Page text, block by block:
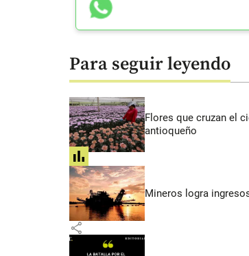
Para seguir leyendo
Flores que cruzan el
antioqueño
share
Mineros logra
share